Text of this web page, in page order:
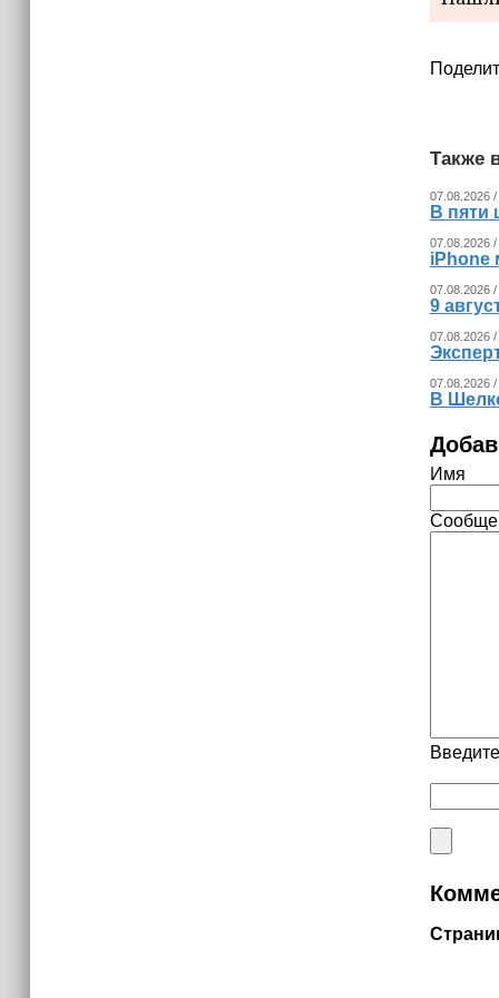
Также
07.08.2026
В пяти
07.08.2026
iPhone
07.08.2026
9
07.08.2026
07.08.2026
В
Имя